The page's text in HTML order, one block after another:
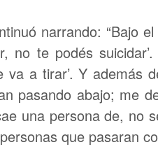
narrando: “Bajo
no te podés
va a tirar’. Y además
pasando abajo; me
una persona de, no
que pasaran